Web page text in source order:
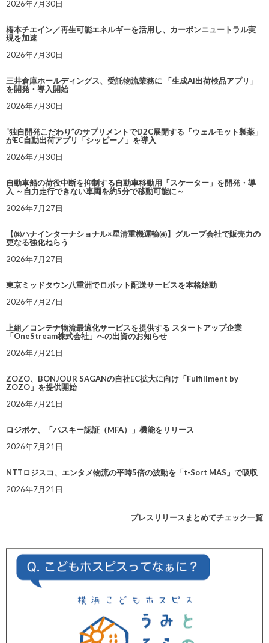
2026年7月30日
椿本チエイン／再生可能エネルギーを活用し、カーボンニュートラル実
現を加速
2026年7月30日
三井倉庫ホールディングス、受託物流業務に 「生成AI出荷検品アプリ」
を開発・導入開始
2026年7月30日
“独自開発こだわり”のサプリメントでD2C展開する「ウェルモット製薬」
がEC自動出荷アプリ「シッピーノ」を導入
2026年7月30日
自動車船の荷役中断を抑制する自動車移動用「スケーター」を開発・導
入 ～自力走行できない車両を約5分で移動可能に～
2026年7月27日
【㈱ハナインターナショナル×星清重機運輸㈱】グループ会社で販売力の
更なる強化ねらう
2026年7月27日
東京ミッドタウン八重洲でロボット配送サービスを本格始動
2026年7月27日
上組／コンテナ物流最適化サービスを提供する スタートアップ企業
「OneStream株式会社」への出資のお知らせ
2026年7月21日
ZOZO、BONJOUR SAGANの自社EC拡大に向け「Fulfillment by
ZOZO」を提供開始
2026年7月21日
ロジポケ、「パスキー認証（MFA）」機能をリリース
2026年7月21日
NTTロジスコ、エンタメ物流の平時5倍の波動を「t-Sort MAS」で吸収
2026年7月21日
プレスリリースまとめてチェック一覧